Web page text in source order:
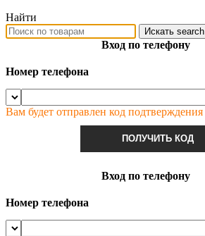
Найти
Искать search
Вход по телефону
Номер телефона
Вам будет отправлен код подтверждения
ПОЛУЧИТЬ КОД
Вход по телефону
Номер телефона